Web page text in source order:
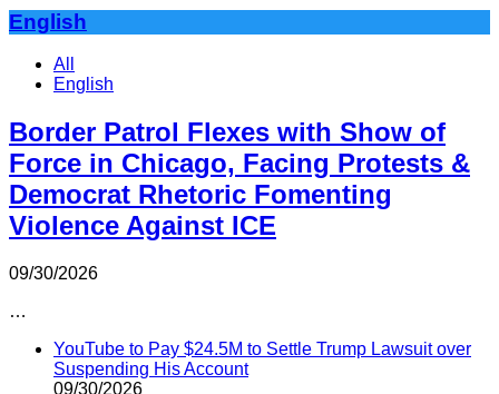
English
All
English
Border Patrol Flexes with Show of
Force in Chicago, Facing Protests &
Democrat Rhetoric Fomenting
Violence Against ICE
09/30/2026
…
YouTube to Pay $24.5M to Settle Trump Lawsuit over
Suspending His Account
09/30/2026